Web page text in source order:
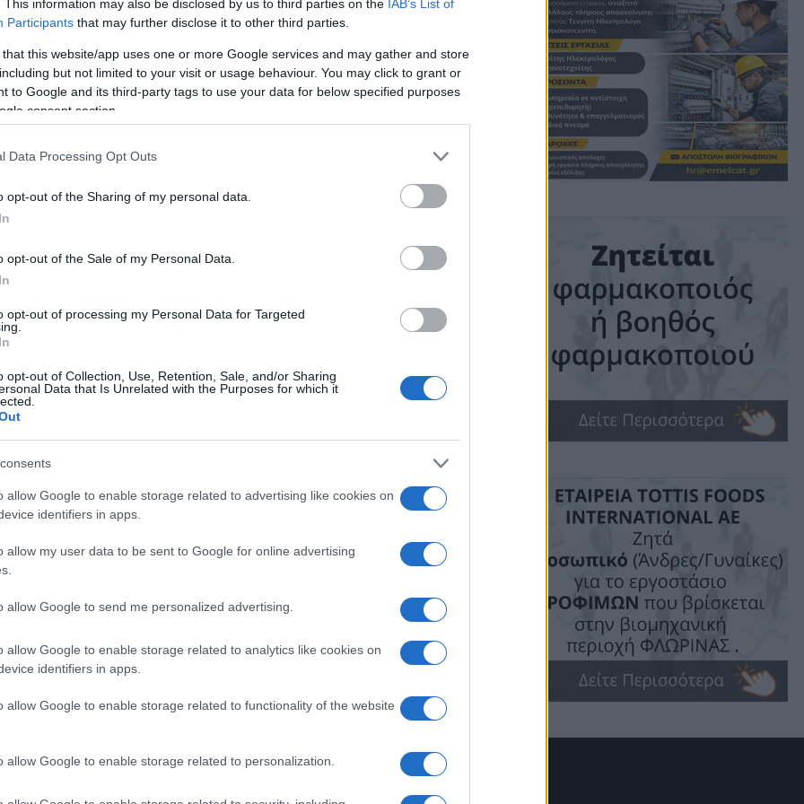
This information may also be disclosed by us to third parties on the IAB’s List of
Participants that may further disclose it to other third parties.
that this website/app uses one or more Google services and may gather and store
but not limited to your visit or usage behaviour. You may click to grant or
to Google and its third-party tags to use your data for below specified purposes
consent section.
Data Processing Opt Outs
opt-out of the Sharing of my personal data.
opt-out of the Sale of my Personal Data.
opt-out of processing my Personal Data for Targeted
opt-out of Collection, Use, Retention, Sale, and/or Sharing
Data that Is Unrelated with the Purposes for which it
allow Google to enable storage related to advertising like cookies on
identifiers in apps.
allow my user data to be sent to Google for online advertising
allow Google to send me personalized advertising.
allow Google to enable storage related to analytics like cookies on
identifiers in apps.
allow Google to enable storage related to functionality of the website
allow Google to enable storage related to personalization.
(και
1952 στο
στο 12/θέσιο Δημοτικό Σχολείο Βελβεντού.
Κωνσταντίνου Ι. Κώστα